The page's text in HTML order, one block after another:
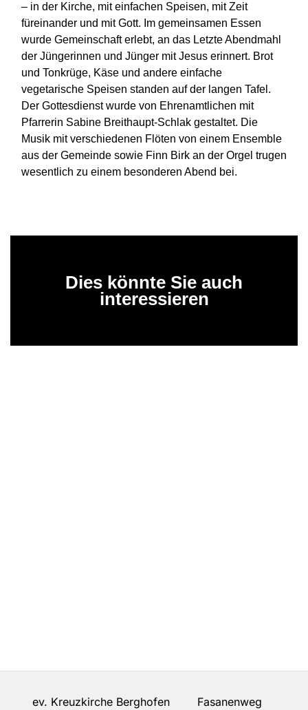
– in der Kirche, mit einfachen Speisen, mit Zeit
füreinander und mit Gott. Im gemeinsamen Essen
wurde Gemeinschaft erlebt, an das Letzte Abendmahl
der Jüngerinnen und Jünger mit Jesus erinnert. Brot
und Tonkrüge, Käse und andere einfache
vegetarische Speisen standen auf der langen Tafel.
Der Gottesdienst wurde von Ehrenamtlichen mit
Pfarrerin Sabine Breithaupt-Schlak gestaltet. Die
Musik mit verschiedenen Flöten von einem Ensemble
aus der Gemeinde sowie Finn Birk an der Orgel trugen
wesentlich zu einem besonderen Abend bei.
Dies könnte Sie auch
interessieren
ev. Kreuzkirche Berghofen Fasanenweg